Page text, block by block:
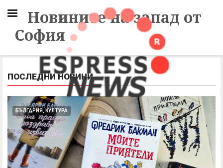
Новините на запад от
София
ПОСЛЕДНИ НОВИНИ
БЪЛГАРИЯ, КУЛТУРА